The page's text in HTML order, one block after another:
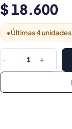
$ 18.600
•Últimas 4 unidades
1